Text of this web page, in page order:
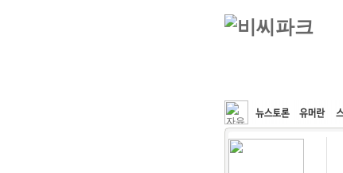
커뮤니티 속도패치